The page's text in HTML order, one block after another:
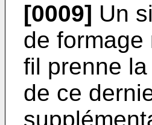
[0009] Un
de
fil prenne
de ce